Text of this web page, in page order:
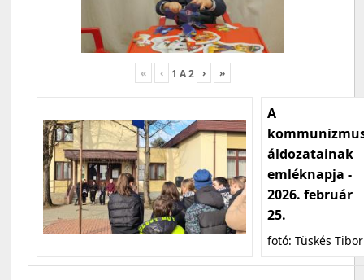
« ‹ 1 A2 › »
A
áldozatainak
emléknapja -
2026. február
25.
fotó: Tüskés Tibor